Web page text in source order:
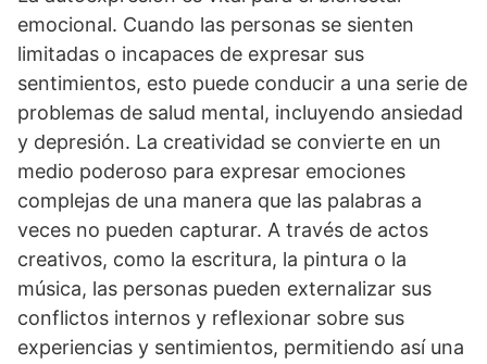
emocional. Cuando las personas se sienten
limitadas o incapaces de expresar sus
sentimientos, esto puede conducir a una serie de
problemas de salud mental, incluyendo ansiedad
y depresión. La creatividad se convierte en un
medio poderoso para expresar emociones
complejas de una manera que las palabras a
veces no pueden capturar. A través de actos
creativos, como la escritura, la pintura o la
música, las personas pueden externalizar sus
conflictos internos y reflexionar sobre sus
experiencias y sentimientos, permitiendo así­ una